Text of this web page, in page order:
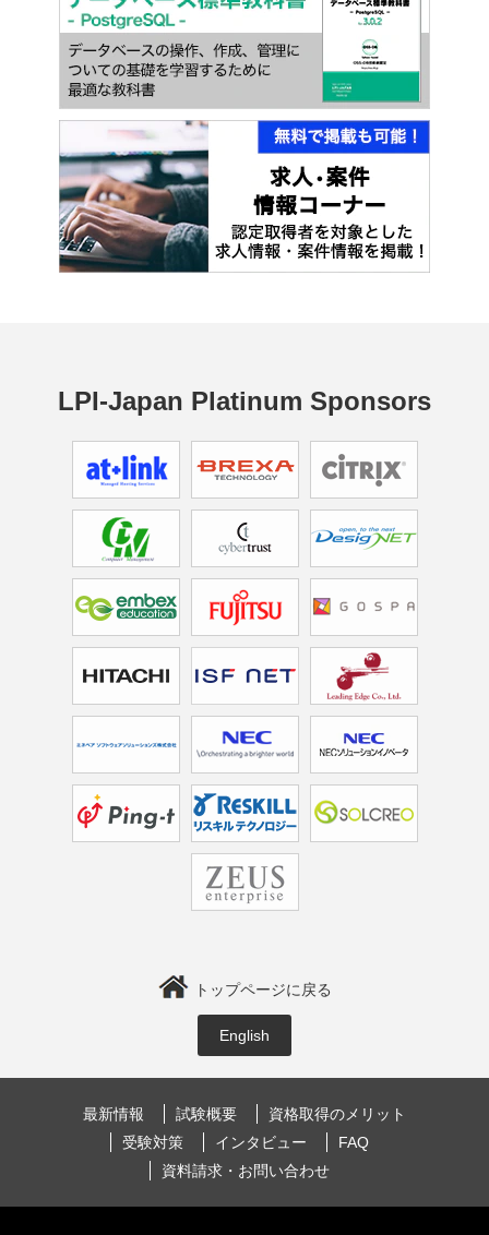
LPI-Japan Platinum Sponsors
トップページに戻る
English
最新情報 試験概要
資格取得のメリット
受験対策
インタビュー
FAQ
資料請求・お問い合わせ